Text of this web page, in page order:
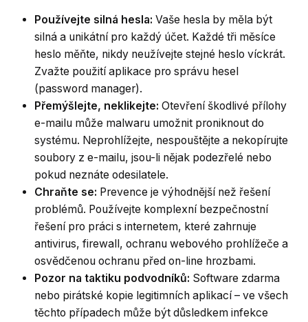
Používejte silná hesla: Vaše hesla by měla být
silná a unikátní pro každý účet. Každé tři měsíce
heslo měňte, nikdy neužívejte stejné heslo víckrát.
Zvažte použití aplikace pro správu hesel
(password manager).
Přemýšlejte, neklikejte: Otevření škodlivé přílohy
e-mailu může malwaru umožnit proniknout do
systému. Neprohlížejte, nespouštějte a nekopírujte
soubory z e-mailu, jsou-li nějak podezřelé nebo
pokud neznáte odesilatele.
Chraňte se: Prevence je výhodnější než řešení
problémů. Používejte komplexní bezpečnostní
řešení pro práci s internetem, které zahrnuje
antivirus, firewall, ochranu webového prohlížeče a
osvědčenou ochranu před on-line hrozbami.
Pozor na taktiku podvodníků: Software zdarma
nebo pirátské kopie legitimních aplikací – ve všech
těchto případech může být důsledkem infekce